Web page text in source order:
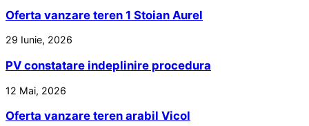
Oferta vanzare teren 1 Stoian Aurel
29 Iunie, 2026
PV constatare indeplinire procedura
12 Mai, 2026
Oferta vanzare teren arabil Vicol